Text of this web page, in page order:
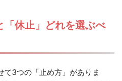
「休止」どれを選ぶべ
3つの「止め方」がありま